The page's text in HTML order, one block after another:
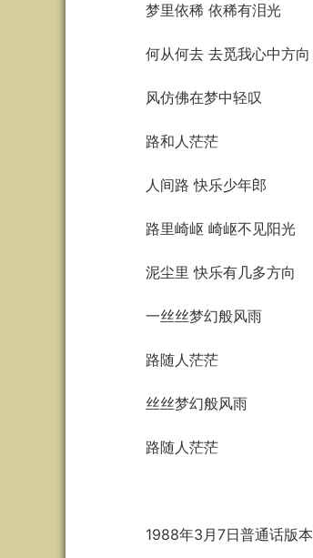
梦里依稀 依稀有泪光
何从何去 去觅我心中方向
风仿佛在梦中轻叹
路和人茫茫
人间路 快乐少年郎
路里崎岖 崎岖不见阳光
泥尘里 快乐有几多方向
一丝丝梦幻般风雨
路随人茫茫
丝丝梦幻般风雨
路随人茫茫
1988年3月7日普通话版本